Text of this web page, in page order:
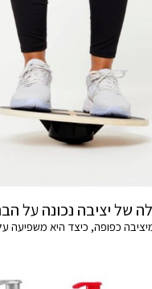
של יציבה נכונה על
כפופה, כיצד היא משפיעה